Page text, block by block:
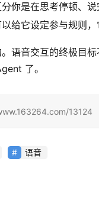
分你是在思考停顿、
以给它设定参与规则
语音交互的终极目
了。
13124
语音